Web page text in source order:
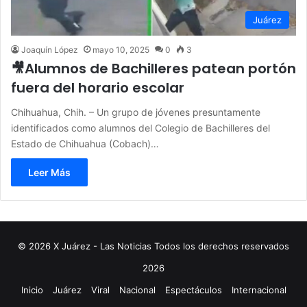
Juárez
Joaquín López mayo 10, 2025 0 3
🎥Alumnos de Bachilleres patean portón
fuera del horario escolar
Chihuahua, Chih. – Un grupo de jóvenes presuntamente
identificados como alumnos del Colegio de Bachilleres del
Estado de Chihuahua (Cobach)…
Leer Más
© 2026 X Juárez - Las Noticias Todos los derechos reservados
2026
Inicio
Juárez Viral Nacional Espectáculos
Internacional